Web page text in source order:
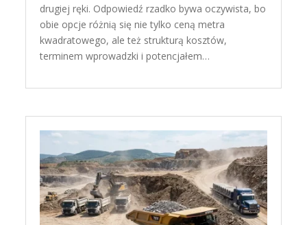
drugiej ręki. Odpowiedź rzadko bywa oczywista, bo
obie opcje różnią się nie tylko ceną metra
kwadratowego, ale też strukturą kosztów,
terminem wprowadzki i potencjałem…